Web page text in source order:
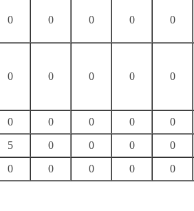
0 0 0 0 0
0 0 0 0 0
0 0 0 0 0
5 0 0 0 0
0 0 0 0 0